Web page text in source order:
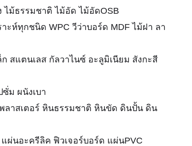
ไม้ธรรมชาติ ไม้อัด ไม้อัดOSB
ะห์ทุกชนิด WPC วีว่าบอร์ด MDF ไม้ฝา ลา
สแตนเลส กัลวาไนซ์ อะลูมิเนียม สังกะสี
ม ผนังเบา
ลาสเตอร์ หินธรรมชาติ หินขัด ดินปั้น ดิน
ผ่นอะครีลิค ฟิวเจอร์บอร์ด แผ่นPVC